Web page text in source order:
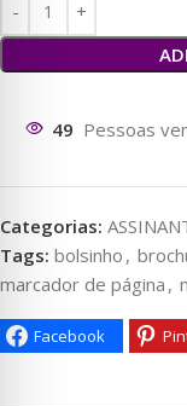
49 Pessoas
Categorias:
Tags: bolsinho ,
marcador de página ,
Facebook